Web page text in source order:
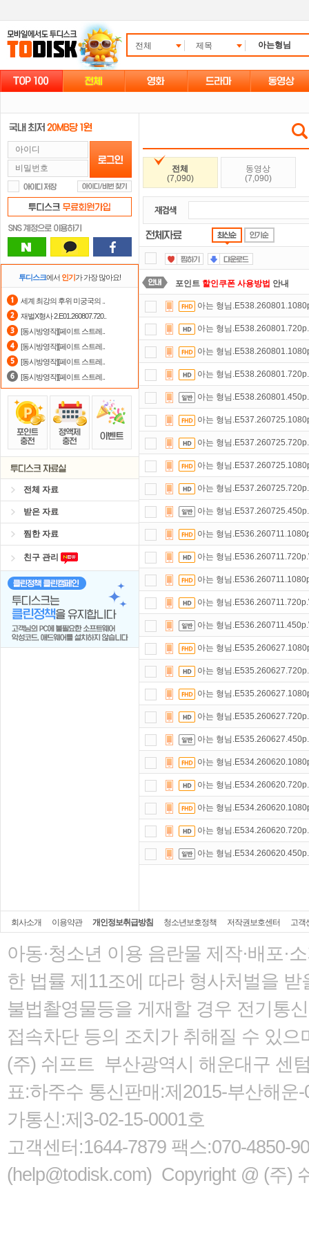
전체 제목
투디스크에서 인기가 가장 많아요!
세계 최강의 후위 미궁국의 ..
재벌X형사 2.E01.260807.720..
[동시방영작][페이트 스트레..
[동시방영작][페이트 스트레..
[동시방영작][페이트 스트레..
[동시방영작][페이트 스트레..
전체 자료
받은 자료
찜한 자료
친구 관리
전체
(7,090)
동영상
(7,090)
포인트 할인쿠폰 사용방법 안내
정액제할인쿠폰 사용방법안내
출석체크이벤트!매일매일출석체
자녀보호기능 으로 가족과 함께 투
숨어있는 카드 마일리지 조회하고
댓글만 잘써도무료 포인트를 드립
요즘 뭐가 재밌지?고민되면 눌러봐!
아는 형님
아는 형님
아는 형님
아는 형님
아는 형님
아는 형님
아는 형님
아는 형님
아는 형님
아는 형님
아는 형님
아는 형님
아는 형님
아는 형님
아는 형님
아는 형님
아는 형님
아는 형님
아는 형님
아는 형님
아는 형님
아는 형님
아는 형님
아는 형님
아는 형님
회사소개 이용약관 개인정보취급방침 청소년보호정책 저작권보호센터 고객
아동·청소년 이용 음란물 제작·배포·
한 법률 제11조에 따라 형사처벌을 받
불법촬영물등을 게재할 경우 전기통
접속차단 등의 조치가 취해질 수 있으
(주) 쉬프트 부산광역시 해운대구 센
표:하주수 통신판매:제2015-부산해
가통신:제3-02-15-0001호
고객센터:1644-7879 팩스:070-4850-
(help@todisk.com) Copyright @ (주)